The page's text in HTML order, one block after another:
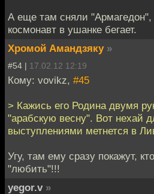
А еще там сняли "Армагедон",
космонавт в ушанке бегает.
Хромой Амандзяку »
#54 | 17.02.12 12:19
Кому: vovikz, #45
> Кажись его Родина двумя
"арабскую весну". Вот нехай
выступлениями метнется в
Угу, там ему сразу покажут,
"любить"!!!
yegor.v »